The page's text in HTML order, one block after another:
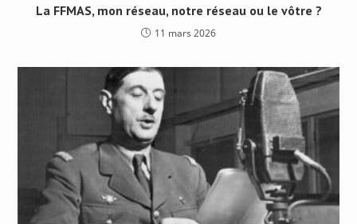
La FFMAS, mon réseau, notre réseau ou le vôtre ?
11 mars 2026